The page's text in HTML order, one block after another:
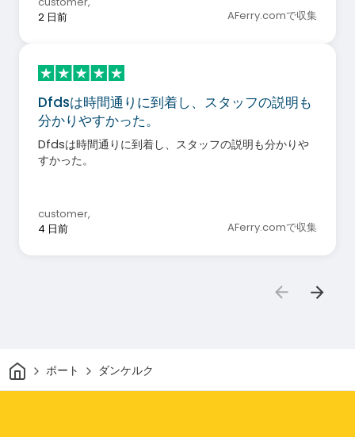
2 日前
AFerry.comで収集
Dfdsは時間通りに到着し、スタッフの説明も
分かりやすかった。
Dfdsは時間通りに到着し、スタッフの説明も分かりや
すかった。
customer,
4 日前
AFerry.comで収集
家 ポート ダンケルク